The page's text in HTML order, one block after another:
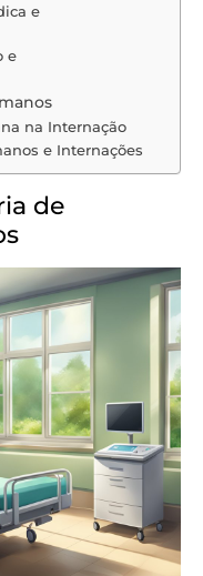
e
e
na Internação
e Internações
de